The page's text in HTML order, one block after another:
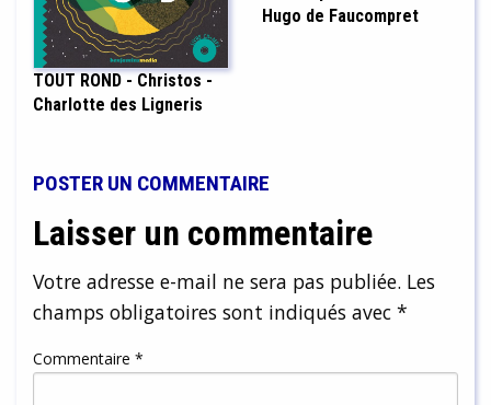
TOUT ROND - Christos -
Charlotte des Ligneris
Hugo de Faucompret
POSTER UN COMMENTAIRE
Laisser un commentaire
Votre adresse e-mail ne sera pas publiée. Les
champs obligatoires sont indiqués avec *
Commentaire *